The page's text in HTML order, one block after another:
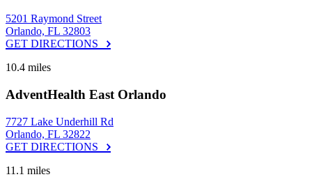
5201 Raymond Street
Orlando, FL 32803
GET DIRECTIONS
10.4 miles
AdventHealth East Orlando
7727 Lake Underhill Rd
Orlando, FL 32822
GET DIRECTIONS
11.1 miles